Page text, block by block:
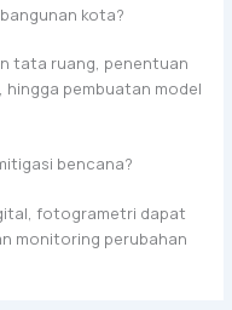
kota?
tata ruang, penentuan
pembuatan model
bencana?
fotogrametri dapat
monitoring perubahan